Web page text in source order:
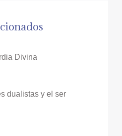
Divina
dualistas y el ser